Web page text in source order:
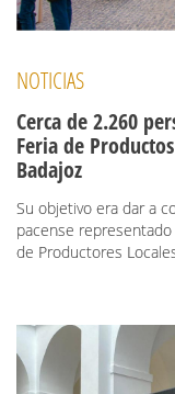
NOTICIAS
Cerca de 2.260
Feria de
Badajoz
Su objetivo era dar a
pacense
de Productores